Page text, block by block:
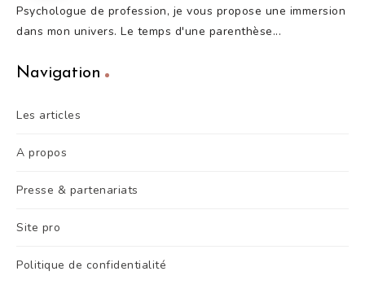
Psychologue de profession, je vous propose une immersion
dans mon univers. Le temps d'une parenthèse...
Navigation
Les articles
A propos
Presse & partenariats
Site pro
Politique de confidentialité